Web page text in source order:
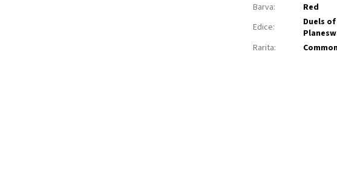
Barva:
Red
Edice:
Duels
Rarita: